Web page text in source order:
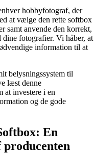
hobbyfotograf, der
at vælge den rette softbox
samt anvende den korrekt,
fotografier. Vi håber, at
information til at
belysningssystem til
læst denne
at investere i en
og de gode
En
producenten